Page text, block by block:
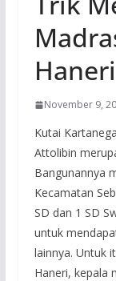
Haneri
November 9,
Kutai
Attolibin
Bangunannya
Kecamatan
SD dan 1 SD
untuk
lainnya. Untuk
Haneri, kepala